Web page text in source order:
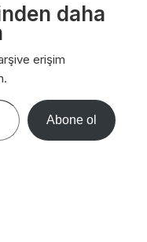
daha
erişim
Abone ol